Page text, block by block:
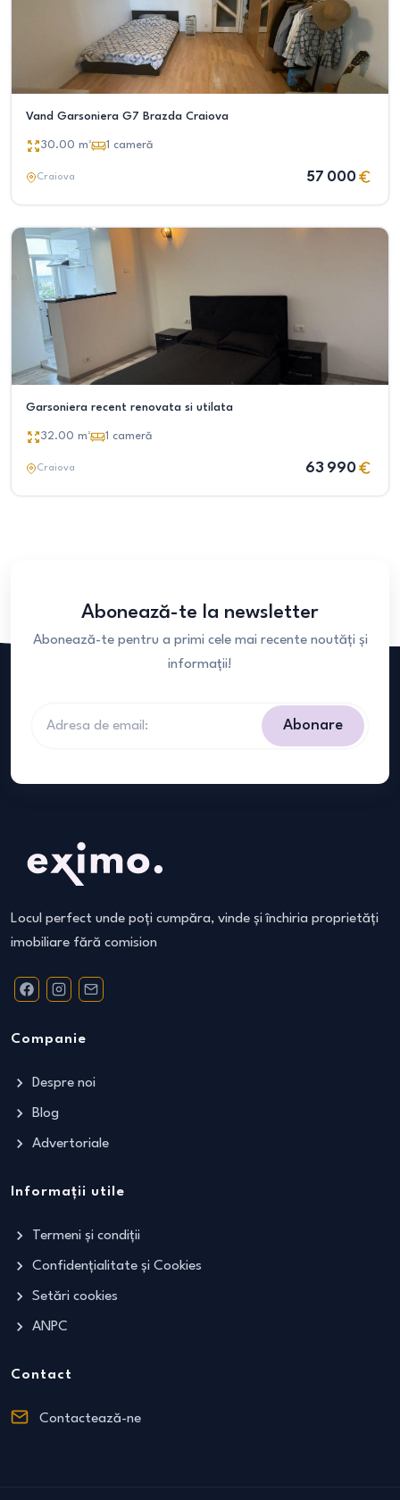
Vand Garsoniera G7 Brazda Craiova
30.00 m² 1 cameră
Craiova 57 000
Garsoniera recent renovata si utilata
32.00 m² 1 cameră
Craiova 63 990
Abonează-te la newsletter
Abonează-te pentru a primi cele mai recente noutăți și
informații!
Abonare
Locul perfect unde poți cumpăra, vinde și închiria proprietăți
imobiliare fără comision
Companie
Despre noi
Blog
Advertoriale
Informații utile
Termeni și condiții
Confidențialitate și Cookies
Setări cookies
ANPC
Contact
Contactează-ne